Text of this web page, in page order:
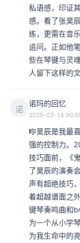
私语感，印证
感。看了张昊
练，更需在音
追问。正如他
些在琴键与灵
人留下这样的
诺
诺玛的回忆
2025-03-14
🎼昊辰是我最
强的控制力。
技巧面前，《
了昊辰的演奏
声有超绝技巧
着超越谱面之
键琴奏鸣曲和
为一个从小学
为我生命中的